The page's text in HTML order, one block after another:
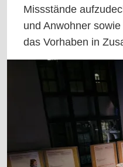
Missstände
und Anwohner
das Vorhaben in